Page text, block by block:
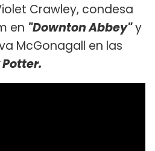
Crawley, condesa
en "Downton Abbey"y
McGonagall en las